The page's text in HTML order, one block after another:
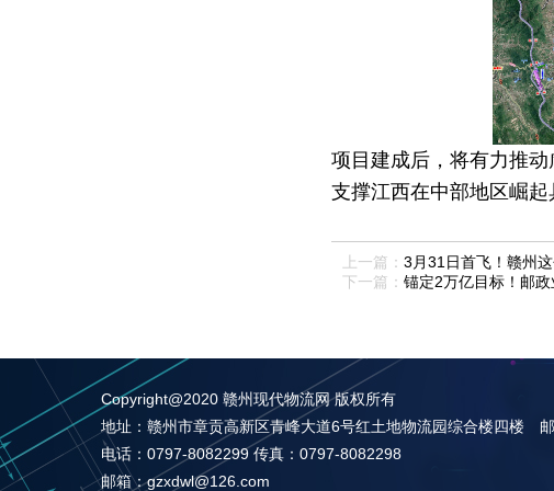
项目建成后，将有力推
支撑江西在中部地区崛起
上一篇： 3月31日首飞！赣州
下一篇： 锚定2万亿目标！邮政
Copyright@2020 赣州现代物流网 版权所有
地址：赣州市章贡高新区青峰大道6号红土地物流园综合楼四楼
电话：0797-8082299 传真：0797-8082298
邮箱：gzxdwl@126.com